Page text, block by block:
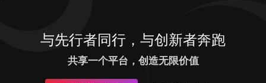
与先行者同行，与创新者奔跑
共享一个平台，创造无限价值